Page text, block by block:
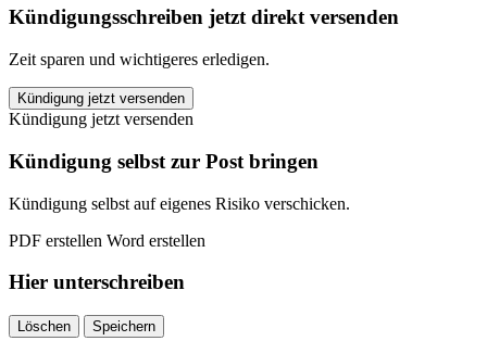
Kündigungsschreiben jetzt direkt versenden
Zeit sparen und wichtigeres erledigen.
Boesche
Lotterie
kündigen
quantity
Kündigung jetzt versenden
Kündigung jetzt versenden
Kündigung selbst zur Post bringen
Kündigung selbst auf eigenes Risiko verschicken.
PDF erstellen Word erstellen
Hier unterschreiben
Löschen Speichern